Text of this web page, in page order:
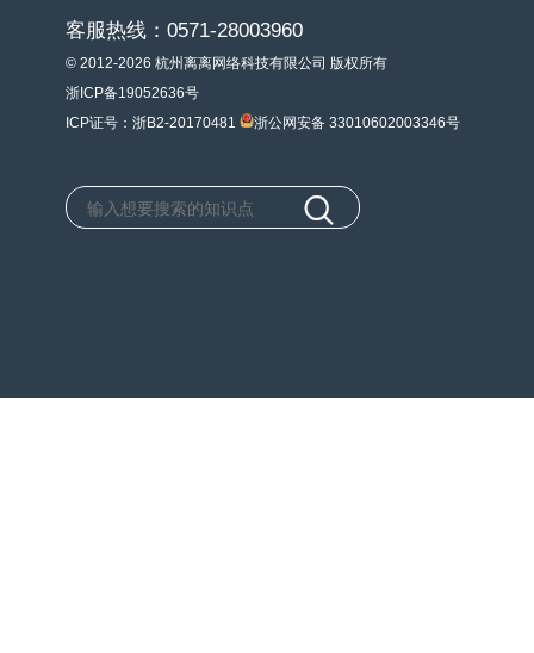
客服热线：0571-28003960
© 2012-2026 杭州离离网络科技有限公司 版权所有
浙ICP备19052636号
ICP证号：浙B2-20170481
浙公网安备 33010602003346号